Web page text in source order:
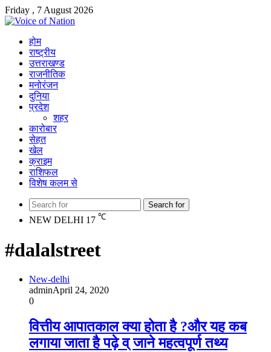
Friday , 7 August 2026
होम
राष्ट्रीय
उत्तराखण्ड
राजनीतिक
मनोरंजन
दुनिया
प्रदेश
शहर
कारोबार
सेहत
खेल
क्राइम
राशिफल
विशेष कलम से
Search for
NEW DELHI 17 ℃
#dalalstreet
New-delhi
adminApril 24, 2020
0
वित्तीय आपातकाल क्या होता है ?और यह कब
लगाया जाता है पढ़े व् जाने महत्वपूर्ण तथ्य